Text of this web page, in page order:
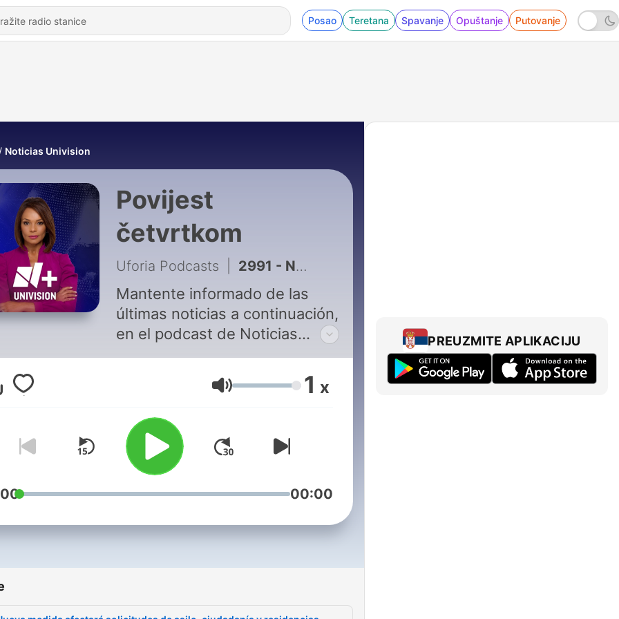
Posao Teretana Spavanje Opuštanje Putovanje
Noticias Univision
Povijest
četvrtkom
Uforia Podcasts 2991 - Nueva medida afectará solicitudes de asilo, ciudadanía y residencias
Mantente informado de las
últimas noticias a continuación,
en el podcast de Noticias
Univision. Tenemos los
informativos más vistos y
confiables de la televisión
hispana de Estados Unidos.
Escucha cada tarde el
Noticiero Univision con Ilia
Calderón, que por más de 25
años ha presentado a su
importantes que ocurren en el
poniendo especial énfasis en
comunidad latina. Oye
Jačina zvuka 1 x
00:00
PREUZMITE APLIKACIJU